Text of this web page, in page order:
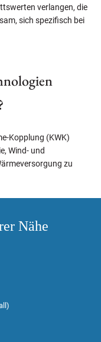
verlangen, die
sich spezifisch bei
Kopplung (KWK)
Wind- und
zu
Nähe